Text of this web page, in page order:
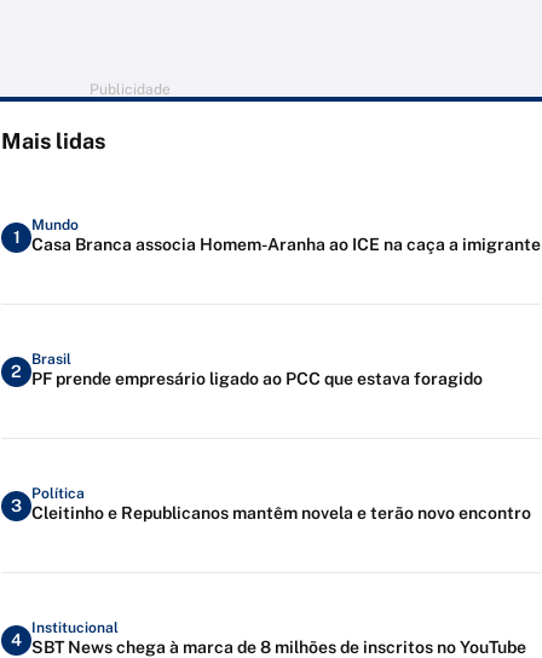
Publicidade
Mais lidas
1
Mundo
Casa Branca associa Homem-Aranha ao ICE na caça a imigrante
2
Brasil
PF prende empresário ligado ao PCC que estava foragido
3
Política
Cleitinho e Republicanos mantêm novela e terão novo encontro
4
Institucional
SBT News chega à marca de 8 milhões de inscritos no YouTube